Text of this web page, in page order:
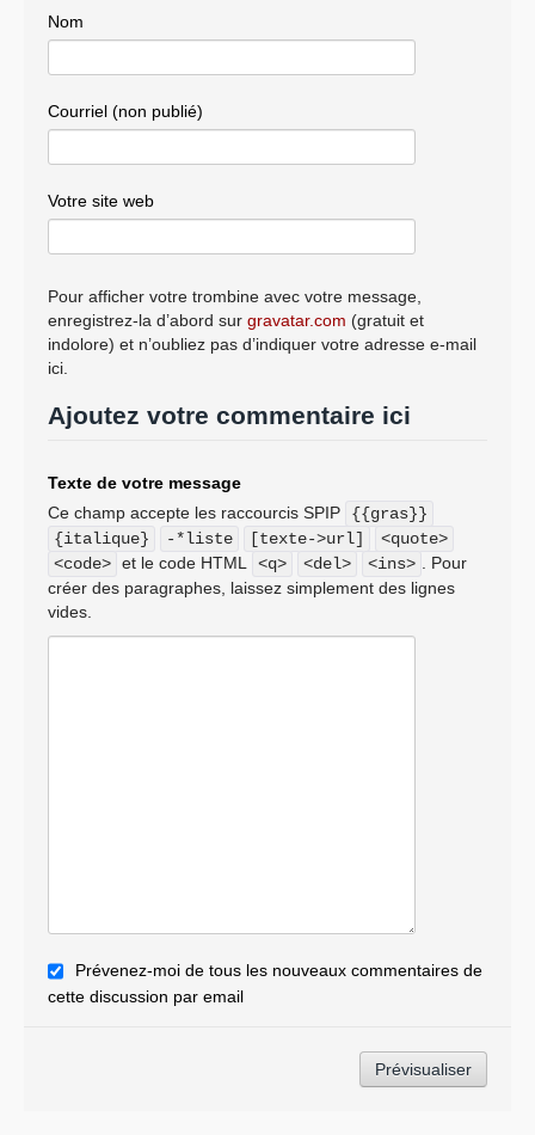
Nom
Courriel (non publié)
Votre site web
Pour afficher votre trombine avec votre message,
enregistrez-la d’abord sur gravatar.com (gratuit et
indolore) et n’oubliez pas d’indiquer votre adresse e-mail
ici.
Ajoutez votre commentaire ici
Texte de votre message
Ce champ accepte les raccourcis SPIP
{{gras}}
{italique}
-*liste [texte->url]
<quote>
<code> et le code HTML <q> <del> <ins>
. Pour
créer des paragraphes, laissez simplement des lignes
vides.
Prévenez-moi de tous les nouveaux commentaires de
cette discussion par email